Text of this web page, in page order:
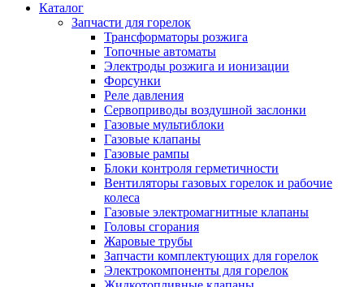
Каталог
Запчасти для горелок
Трансформаторы розжига
Топочные автоматы
Электроды розжига и ионизации
Форсунки
Реле давления
Сервоприводы воздушной заслонки
Газовые мультиблоки
Газовые клапаны
Газовые рампы
Блоки контроля герметичности
Вентиляторы газовых горелок и рабочие
колеса
Газовые электромагнитные клапаны
Головы сгорания
Жаровые трубы
Запчасти комплектующих для горелок
Электрокомпоненты для горелок